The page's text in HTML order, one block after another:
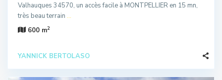
Valhauques 34570, un accès facile à MONTPELLIER en 15 mn,
très beau terrain ...
600 m2
YANNICK BERTOLASO